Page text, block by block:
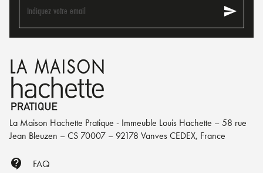
Indiquez votre email send
La Maison Hachette Pratique - Immeuble Louis Hachette – 58 rue
Jean Bleuzen – CS 70007 – 92178 Vanves CEDEX, France
contact_support FAQ